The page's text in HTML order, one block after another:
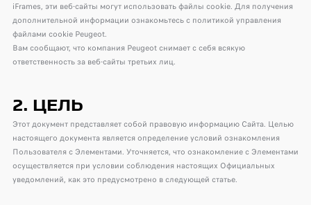
iFrames, эти веб-сайты могут использовать файлы cookie. Для получения
дополнительной информации ознакомьтесь с политикой управления
файлами cookie Peugeot.
Вам сообщают, что компания Peugeot снимает с себя всякую
ответственность за веб-сайты третьих лиц.
2. ЦЕЛЬ
Этот документ представляет собой правовую информацию Сайта. Целью
настоящего документа является определение условий ознакомления
Пользователя с Элементами. Уточняется, что ознакомление с Элементами
осуществляется при условии соблюдения настоящих Официальных
уведомлений, как это предусмотрено в следующей статье.